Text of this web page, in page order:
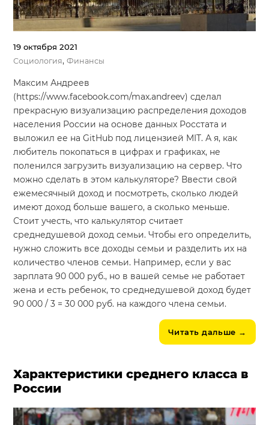
19 октября 2021
Социология,Финансы
Максим Андреев
(https://www.facebook.com/max.andreev) cделал
прекрасную визуализацию распределения доходов
населения России на основе данных Росстата и
выложил ее на GitHub под лицензией MIT. А я, как
любитель покопаться в цифрах и графиках, не
поленился загрузить визуализацию на сервер. Что
можно сделать в этом калькуляторе? Ввести свой
ежемесячный доход и посмотреть, сколько людей
имеют доход больше вашего, а сколько меньше.
Стоит учесть, что калькулятор считает
среднедушевой доход семьи. Чтобы его определить,
нужно сложить все доходы семьи и разделить их на
количество членов семьи. Например, если у вас
зарплата 90 000 руб., но в вашей семье не работает
жена и есть ребенок, то среднедушевой доход будет
90 000 / 3 = 30 000 руб. на каждого члена семьи.
Читать дальше →
Характеристики среднего класса в
России